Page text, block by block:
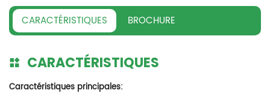
CARACTÉRISTIQUES BROCHURE
CARACTÉRISTIQUES
Caractéristiques principales: